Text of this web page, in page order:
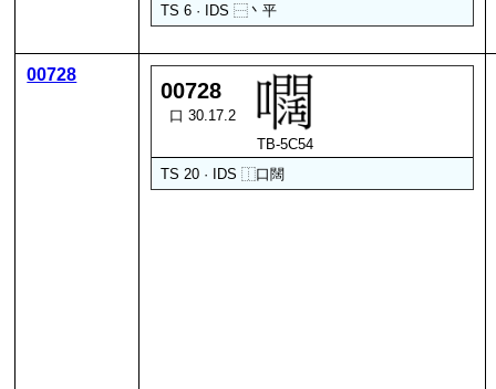
TS 6 · IDS⿱ 丶平
00728
00728
口 30.17.2
TB-5C54
TS 20 · IDS⿰口 闊